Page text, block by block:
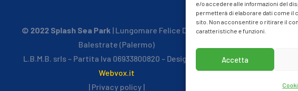
e/o accedere alle informazioni del
permetterà di elaborare dati come il
sito. Non acconsentire o ritirare il
caratteristiche e funzioni.
Accetta
© 2022 Splash Sea Park | Lungomare Felice D’Anna –
Balestrate (Palermo)
L.B.M.B. srls – Partita Iva 06933800820 – Designed by
Webvox.it
| Privacy policy |
Piano